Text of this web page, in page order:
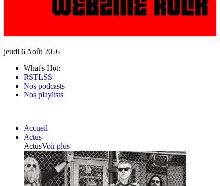
jeudi 6 Août 2026
What's Hot:
RSTLSS
Nos podcasts
Nos playlists
Accueil
Actus
ActusVoir plus